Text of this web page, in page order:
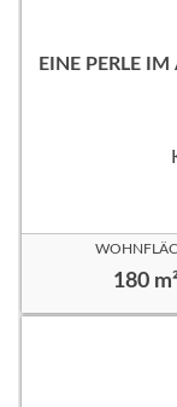
EINE PERLE
180